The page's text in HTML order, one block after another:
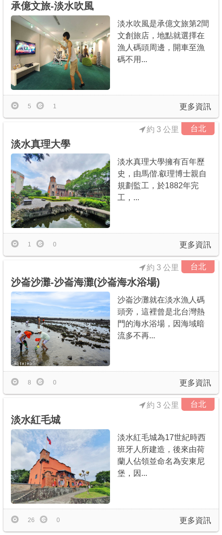
承億文旅-淡水吹風
淡水吹風是承億文旅第2間
文創旅店，地點就選擇在
漁人碼頭周邊，開車至漁
碼不用...
更多資訊
5 1
台北
約 3 公里
淡水真理大學
淡水真理大學擁有百年歷
史，由馬偕.叡理博士親自
規劃監工，於1882年完
工，...
更多資訊
1 0
台北
約 3 公里
沙崙沙灘-沙崙海灘(沙崙海水浴場)
沙崙沙灘就在淡水漁人碼
頭旁，這裡曾是北台灣熱
門的海水浴場，因海域暗
流多不再...
更多資訊
8 0
台北
約 3 公里
淡水紅毛城
淡水紅毛城為17世紀時西
班牙人所建造，後來由荷
蘭人佔領並命名為安東尼
堡，因...
更多資訊
26 0